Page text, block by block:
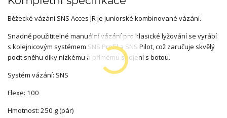
Běžecké vázání SNS Acces JR je juniorské kombinované vázání.
Snadně použititelné manuální vázání pro klasické lyžování se vyrábí
s kolejnicovým systémem SNS Profil a SNS Pilot, což zaručuje skvělý
pocit sněhu díky nízkému a přímému spojení s botou.
Systém vázání: SNS
Flexe: 100
Hmotnost: 250 g (pár)